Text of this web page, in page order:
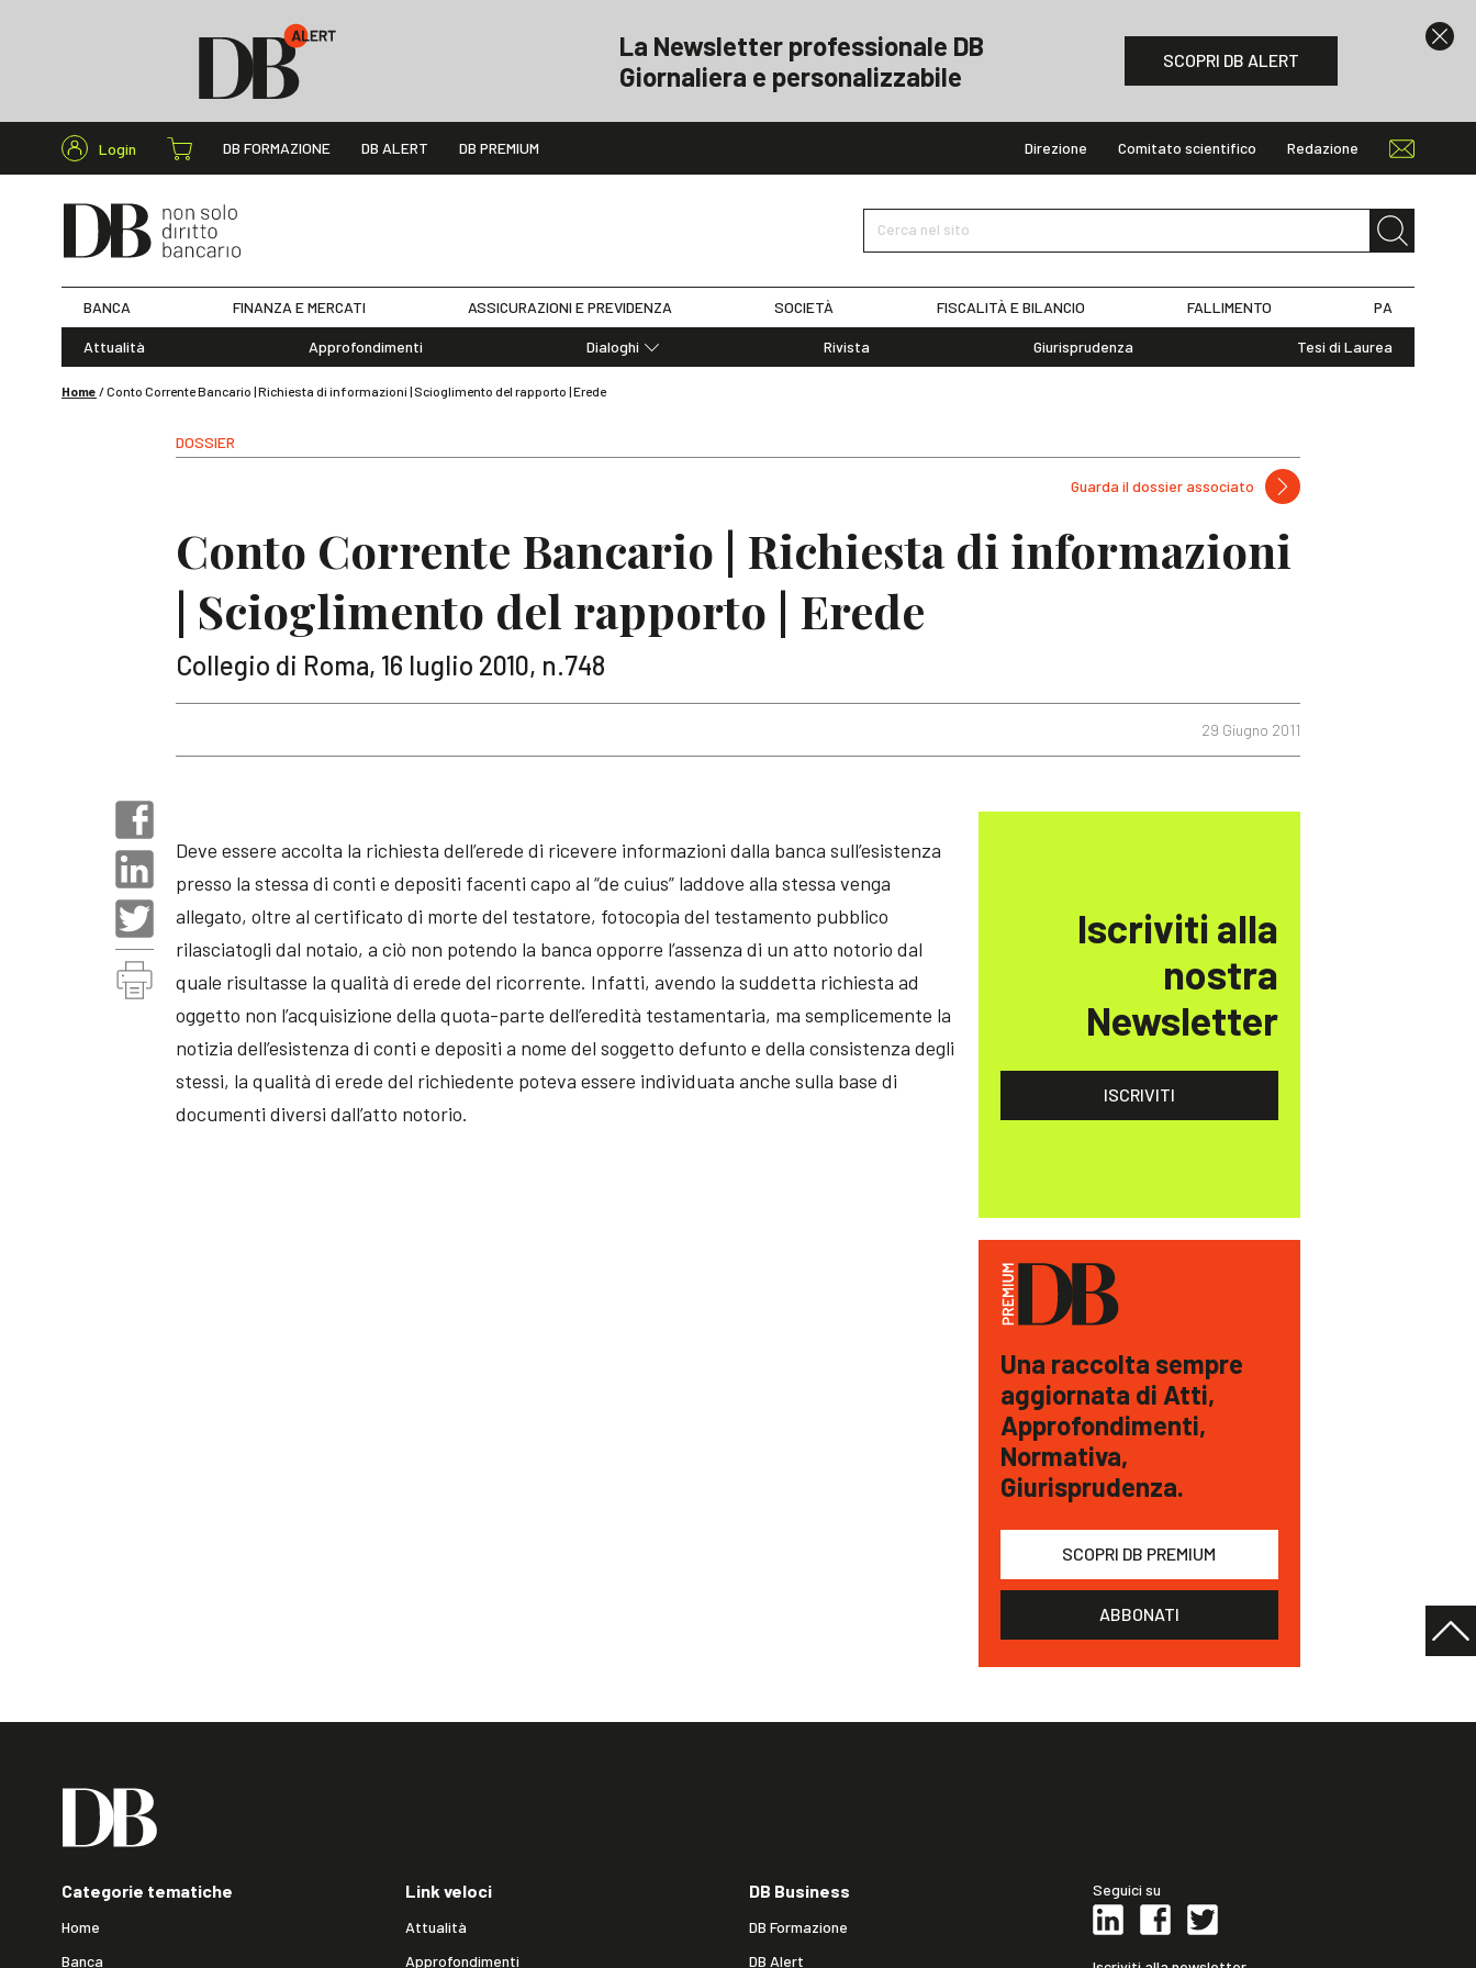
La Newsletter professionale DB
Giornaliera e personalizzabile
SCOPRI DB ALERT
Login DB FORMAZIONE DB ALERT DB PREMIUM Direzione Comitato scientifico Redazione
Cerca nel sito
BANCA FINANZA E MERCATI ASSICURAZIONI E PREVIDENZA SOCIETÀ FISCALITÀ E BILANCIO FALLIMENTO PA
Attualità Approfondimenti
Dialoghi
Rivista Giurisprudenza Tesi di Laurea
Home /Conto Corrente Bancario | Richiesta di informazioni | Scioglimento del rapporto | Erede
DOSSIER
Guarda il dossier associato
Conto Corrente Bancario | Richiesta di informazioni
| Scioglimento del rapporto | Erede
Collegio di Roma, 16 luglio 2010, n.748
29 Giugno 2011
Deve essere accolta la richiesta dell’erede di ricevere informazioni dalla banca sull’esistenza
presso la stessa di conti e depositi facenti capo al “de cuius” laddove alla stessa venga
allegato, oltre al certificato di morte del testatore, fotocopia del testamento pubblico
rilasciatogli dal notaio, a ciò non potendo la banca opporre l’assenza di un atto notorio dal
quale risultasse la qualità di erede del ricorrente. Infatti, avendo la suddetta richiesta ad
oggetto non l’acquisizione della quota-parte dell’eredità testamentaria, ma semplicemente la
notizia dell’esistenza di conti e depositi a nome del soggetto defunto e della consistenza degli
stessi, la qualità di erede del richiedente poteva essere individuata anche sulla base di
documenti diversi dall’atto notorio.
Iscriviti alla
nostra
Newsletter
ISCRIVITI
Una raccolta sempre
aggiornata di Atti,
Approfondimenti,
Normativa,
Giurisprudenza.
SCOPRI DB PREMIUM
ABBONATI
Categorie tematiche
Home
Banca
Link veloci
Attualità
Approfondimenti
DB Business
DB Formazione
DB Alert
Seguici su